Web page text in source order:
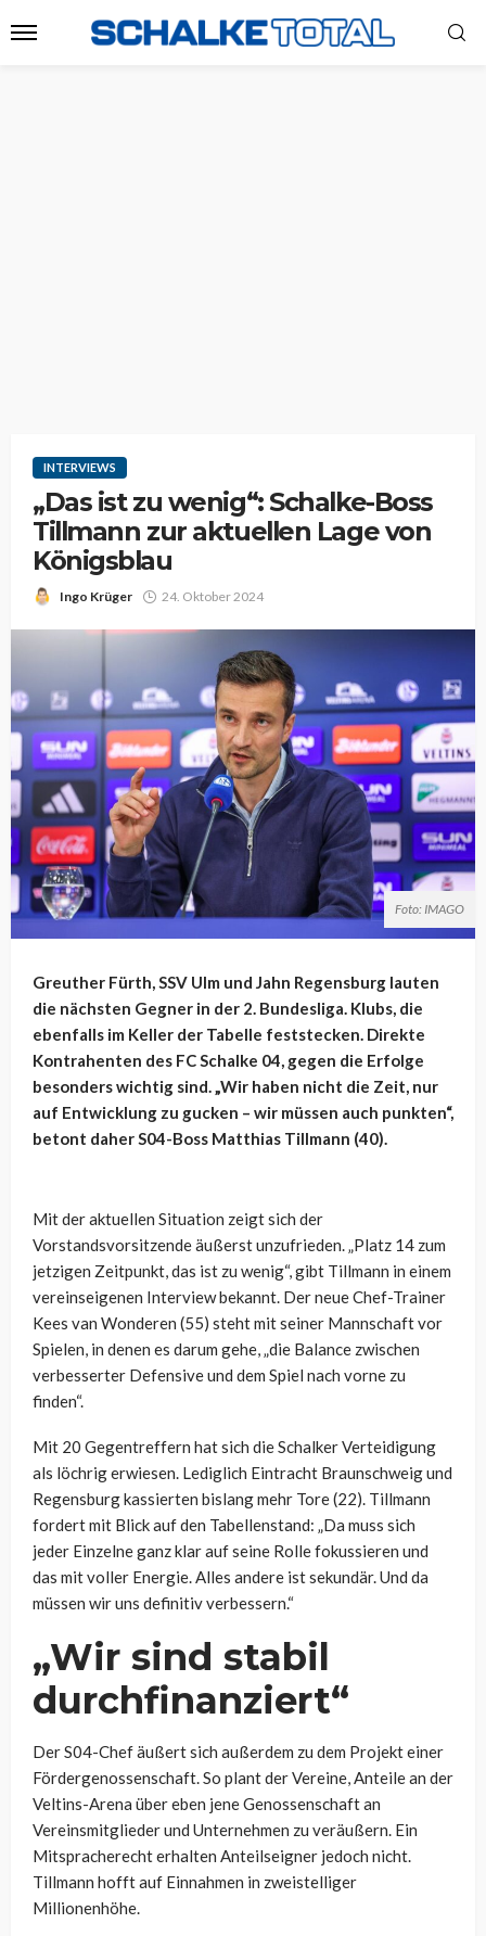
INTERVIEWS
„Das ist zu wenig“: Schalke-Boss
Tillmann zur aktuellen Lage von
Königsblau
Ingo Krüger 24. Oktober 2024
Foto: IMAGO
Greuther Fürth, SSV Ulm und Jahn Regensburg lauten
die nächsten Gegner in der 2. Bundesliga. Klubs, die
ebenfalls im Keller der Tabelle feststecken. Direkte
Kontrahenten des FC Schalke 04, gegen die Erfolge
besonders wichtig sind. „Wir haben nicht die Zeit, nur
auf Entwicklung zu gucken – wir müssen auch punkten“,
betont daher S04-Boss Matthias Tillmann (40).
Mit der aktuellen Situation zeigt sich der
Vorstandsvorsitzende äußerst unzufrieden. „Platz 14 zum
jetzigen Zeitpunkt, das ist zu wenig“, gibt Tillmann in einem
vereinseigenen Interview bekannt. Der neue Chef-Trainer
Kees van Wonderen (55) steht mit seiner Mannschaft vor
Spielen, in denen es darum gehe, „die Balance zwischen
verbesserter Defensive und dem Spiel nach vorne zu
finden“.
Mit 20 Gegentreffern hat sich die Schalker Verteidigung
als löchrig erwiesen. Lediglich Eintracht Braunschweig und
Regensburg kassierten bislang mehr Tore (22). Tillmann
fordert mit Blick auf den Tabellenstand: „Da muss sich
jeder Einzelne ganz klar auf seine Rolle fokussieren und
das mit voller Energie. Alles andere ist sekundär. Und da
müssen wir uns definitiv verbessern.“
„Wir sind stabil
durchfinanziert“
Der S04-Chef äußert sich außerdem zu dem Projekt einer
Fördergenossenschaft. So plant der Vereine, Anteile an der
Veltins-Arena über eben jene Genossenschaft an
Vereinsmitglieder und Unternehmen zu veräußern. Ein
Mitspracherecht erhalten Anteilseigner jedoch nicht.
Tillmann hofft auf Einnahmen in zweistelliger
Millionenhöhe.